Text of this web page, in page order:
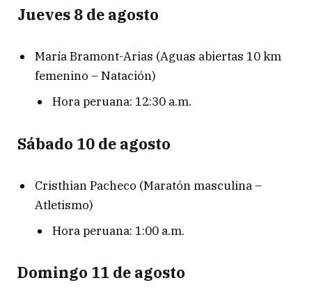
Jueves 8 de agosto
María Bramont-Arias (Aguas abiertas 10 km
femenino – Natación)
Hora peruana: 12:30 a.m.
Sábado 10 de agosto
Cristhian Pacheco (Maratón masculina –
Atletismo)
Hora peruana: 1:00 a.m.
Domingo 11 de agosto